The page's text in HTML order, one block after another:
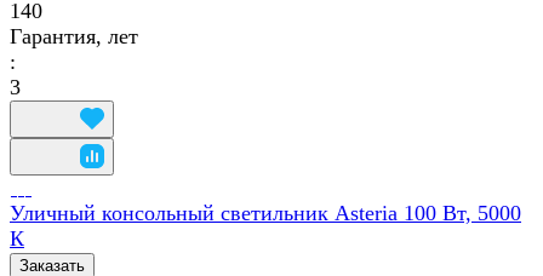
140
Гарантия, лет
:
3
Уличный консольный светильник Asteria 100 Вт, 5000
К
Заказать